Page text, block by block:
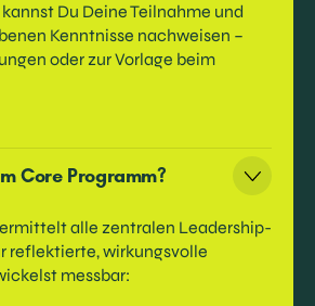
Du Deine Teilnahme und
Kenntnisse nachweisen –
oder zur Vorlage beim
Core Programm?
alle zentralen Leadership-
reflektierte, wirkungsvolle
messbar: